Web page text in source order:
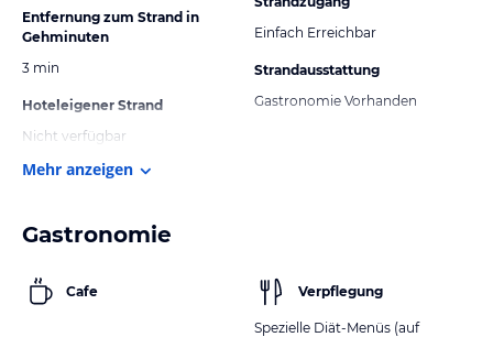
Entfernung zum Strand in
Gehminuten
3 min
Hoteleigener Strand
Nicht verfügbar
Einfach Erreichbar
Strandausstattung
Gastronomie Vorhanden
Mehr anzeigen
Gastronomie
Cafe Verpflegung
Spezielle Diät-Menüs (auf